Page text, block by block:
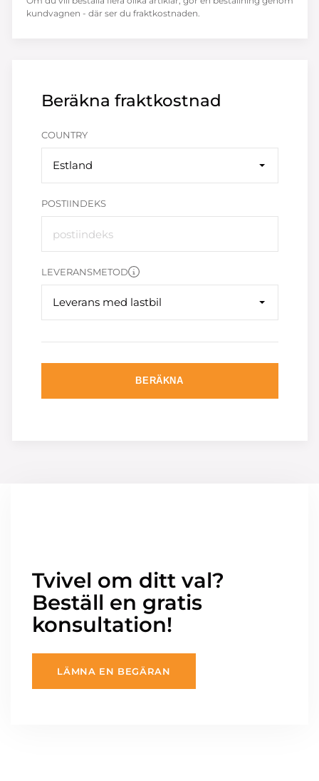
Beräkna fraktkostnad
COUNTRY
Estland
POSTIINDEKS
LEVERANSMETOD
Leverans med lastbil
BERÄKNA
kundvagnen - där ser du fraktkostnaden.
Tvivel om ditt val?
Beställ en gratis
konsultation!
LÄMNA EN BEGÄRAN